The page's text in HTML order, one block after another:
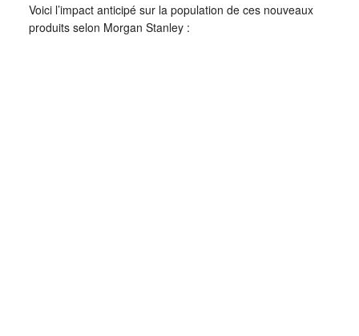
Voici l’impact anticipé sur la population de ces nouveaux
produits selon Morgan Stanley :